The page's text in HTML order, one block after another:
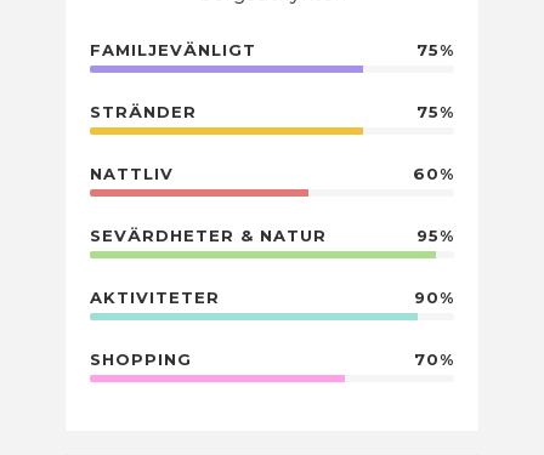
FAMILJEVÄNLIGT 75%
STRÄNDER 75%
NATTLIV 60%
SEVÄRDHETER & NATUR 95%
AKTIVITETER 90%
SHOPPING 70%